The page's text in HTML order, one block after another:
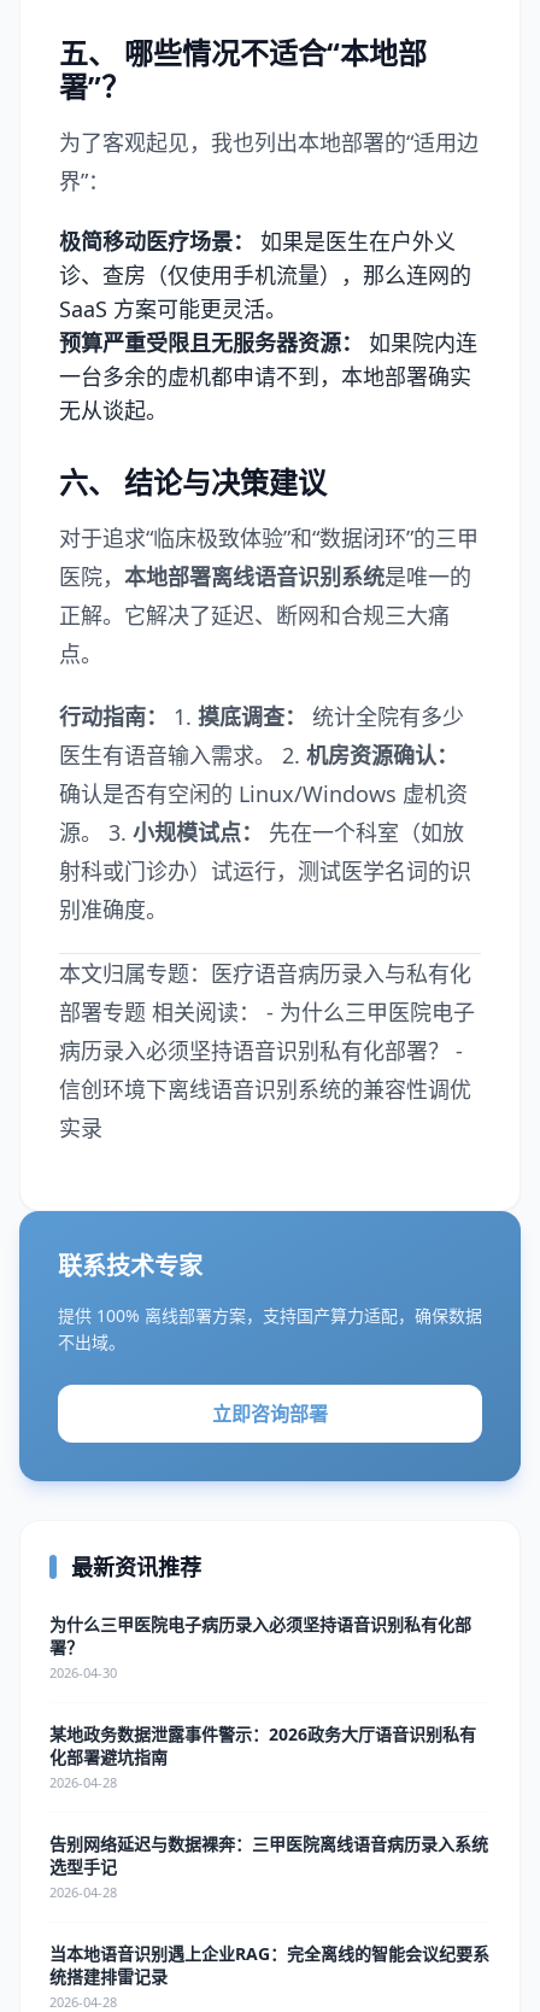
五、 哪些情况不适合“本地部
署”？
为了客观起见，我也列出本地部署的“适用边
界”：
极简移动医疗场景：
如果是医生在户外义
诊、查房（仅使用手机流量），那么连网的
SaaS 方案可能更灵活。
预算严重受限且无服务器资源：
如果院内连
一台多余的虚机都申请不到，本地部署确实
无从谈起。
六、 结论与决策建议
对于追求“临床极致体验”和“数据闭环”的三甲
医院， 本地部署离线语音识别系统是唯一的
正解。它解决了延迟、断网和合规三大痛
点。
行动指南： 1. 摸底调查：
统计全院有多少
医生有语音输入需求。 2. 机房资源确认：
确认是否有空闲的 Linux/Windows 虚机资
源。 3. 小规模试点：
先在一个科室（如放
射科或门诊办）试运行，测试医学名词的识
别准确度。
本文归属专题： 医疗语音病历录入与私有化
部署专题 相关阅读： - 为什么三甲医院电子
病历录入必须坚持语音识别私有化部署？ -
信创环境下离线语音识别系统的兼容性调优
实录
联系技术专家
提供 100% 离线部署方案，支持国产算力适配，确保数据
不出域。
立即咨询部署
最新资讯推荐
为什么三甲医院电子病历录入必须坚持语音识别私有化部
署？
2026-04-30
某地政务数据泄露事件警示：2026政务大厅语音识别私有
化部署避坑指南
2026-04-28
告别网络延迟与数据裸奔：三甲医院离线语音病历录入系统
选型手记
2026-04-28
当本地语音识别遇上企业RAG：完全离线的智能会议纪要系
统搭建排雷记录
2026-04-28